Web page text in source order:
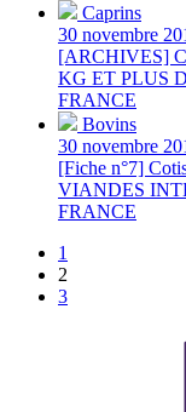
Caprins
30 novembre
[ARCHIVES]
KG ET PLUS
FRANCE
Bovins
30 novembre
[Fiche n°7]
VIANDES
FRANCE
1
2
3